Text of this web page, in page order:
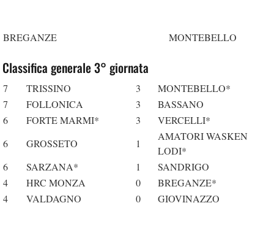
BREGANZE MONTEBELLO
Classifica generale 3° giornata
7 TRISSINO 3
MONTEBELLO*
7
FOLLONICA 3
BASSANO
6
FORTE MARMI* 3
VERCELLI*
6
GROSSETO 1
AMATORI WASKEN
LODI*
6
SARZANA* 1
SANDRIGO
4
HRC MONZA 0
BREGANZE*
4
VALDAGNO 0 GIOVINAZZO